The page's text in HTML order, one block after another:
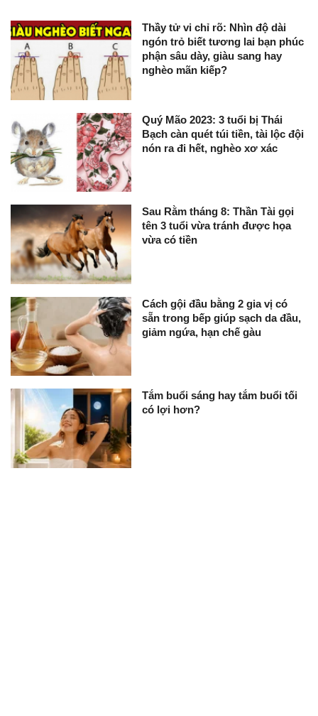
Thầy tử vi chỉ rõ: Nhìn độ dài
ngón trỏ biết tương lai bạn phúc
phận sâu dày, giàu sang hay
nghèo mãn kiếp?
Quý Mão 2023: 3 tuổi bị Thái
Bạch càn quét túi tiền, tài lộc đội
nón ra đi hết, nghèo xơ xác
Sau Rằm tháng 8: Thần Tài gọi
tên 3 tuổi vừa tránh được họa
vừa có tiền
Cách gội đầu bằng 2 gia vị có
sẵn trong bếp giúp sạch da đầu,
giảm ngứa, hạn chế gàu
Tắm buổi sáng hay tắm buổi tối
có lợi hơn?